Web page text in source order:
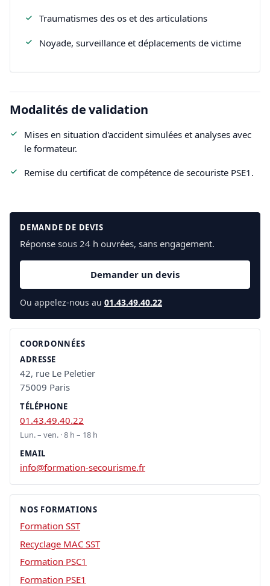
Traumatismes des os et des articulations
Noyade, surveillance et déplacements de victime
Modalités de validation
Mises en situation d'accident simulées et analyses avec
le formateur.
Remise du certificat de compétence de secouriste PSE1.
DEMANDE DE DEVIS
Réponse sous 24 h ouvrées, sans engagement.
Demander un devis
Ou appelez-nous au 01.43.49.40.22
COORDONNÉES
ADRESSE
42, rue Le Peletier
75009 Paris
TÉLÉPHONE
01.43.49.40.22
Lun. – ven. · 8 h – 18 h
EMAIL
info@formation-secourisme.fr
NOS FORMATIONS
Formation SST
Recyclage MAC SST
Formation PSC1
Formation PSE1